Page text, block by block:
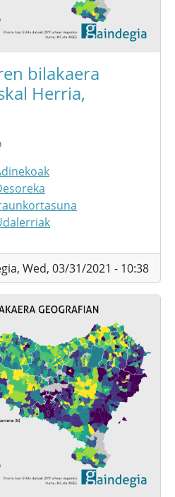
bilakaera
Herria,
Wed, 03/31/2021 - 10:38